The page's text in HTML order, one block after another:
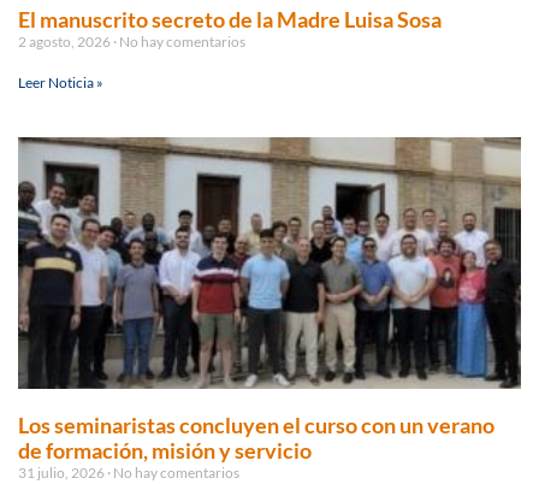
El manuscrito secreto de la Madre Luisa Sosa
2 agosto, 2026 No hay comentarios
Leer Noticia »
Los seminaristas concluyen el curso con un verano
de formación, misión y servicio
31 julio, 2026 No hay comentarios